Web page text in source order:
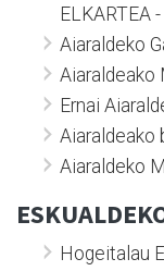
ELKARTEA
Aiaraldeko
Aiaraldeako
Ernai
Aiaraldeako
Aiaraldeko
Hogeitalau